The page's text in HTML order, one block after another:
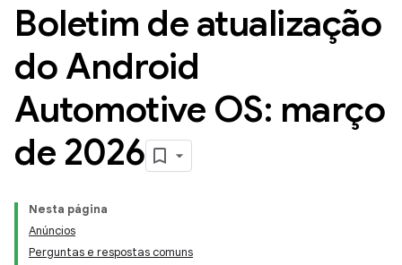
Boletim de atualização
do Android
Automotive OS: março
de 2026
Nesta página
Anúncios
Perguntas e respostas comuns